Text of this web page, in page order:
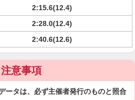
2:15.6(12.4)
2:28.0(12.4)
2:40.6(12.6)
注意事項
ータは、必ず主催者発行のものと照合